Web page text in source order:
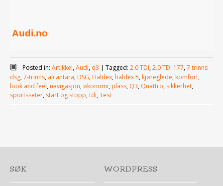
Audi.no
Posted in: Artikkel,Audi, q3 | Tagged: 2.0 TDI,2.0 TDI 177,7 trinns
dsg,7-trinns, alcantara, DSG, Haldex, haldex 5, kjøreglede, komfort,
look and feel, navigasjon, økonomi, plass, Q3, Quattro, sikkerhet,
sportsseter, start og stopp,tdi,Test
SØK WORDPRESS